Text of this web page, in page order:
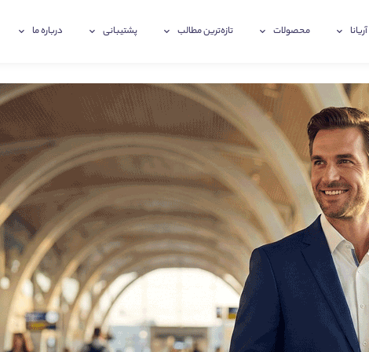
آریانا محصولات تازه‌ترین‌ مطالب پشتیبانی درباره ما